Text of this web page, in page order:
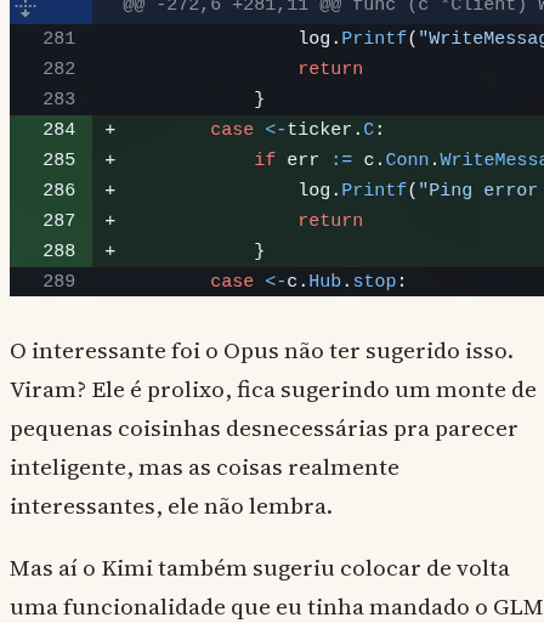
O interessante foi o Opus não ter sugerido isso.
Viram? Ele é prolixo, fica sugerindo um monte de
pequenas coisinhas desnecessárias pra parecer
inteligente, mas as coisas realmente
interessantes, ele não lembra.
Mas aí o Kimi também sugeriu colocar de volta
uma funcionalidade que eu tinha mandado o GLM